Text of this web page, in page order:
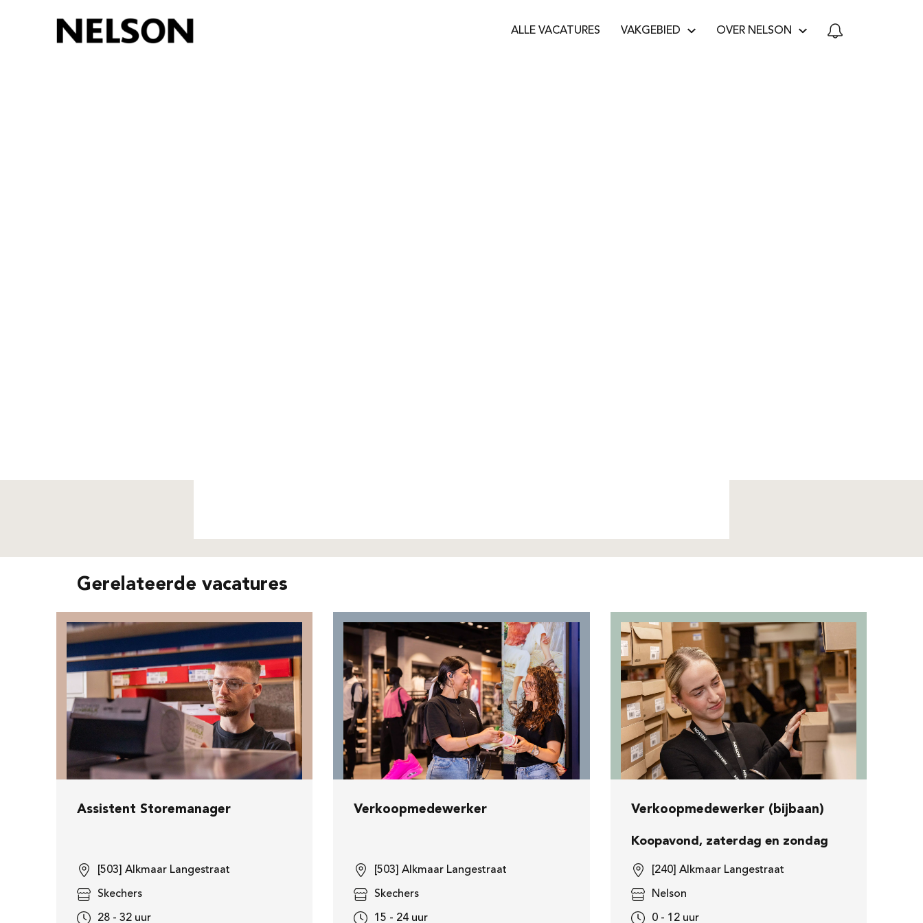
ALLE VACATURES VAKGEBIED OVER NELSON
Gerelateerde vacatures
Assistent Storemanager
[503] Alkmaar Langestraat
Skechers
28 - 32 uur
Verkoopmedewerker
[503] Alkmaar Langestraat
Skechers
15 - 24 uur
Verkoopmedewerker (bijbaan)
Koopavond, zaterdag en zondag
[240] Alkmaar Langestraat
Nelson
0 - 12 uur